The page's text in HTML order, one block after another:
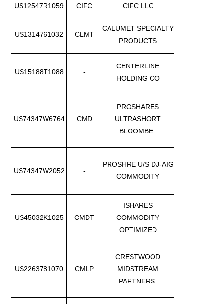
US12547R1059 CIFC CIFC LLC
US1314761032 CLMT
CALUMET SPECIALTY
PRODUCTS
US15188T1088 -
CENTERLINE
HOLDING CO
US74347W6764 CMD
PROSHARES
ULTRASHORT
BLOOMBE
US74347W2052 -
PROSHRE U/S DJ-AIG
COMMODITY
US45032K1025 CMDT
ISHARES
COMMODITY
OPTIMIZED
US2263781070 CMLP
CRESTWOOD
MIDSTREAM
PARTNERS